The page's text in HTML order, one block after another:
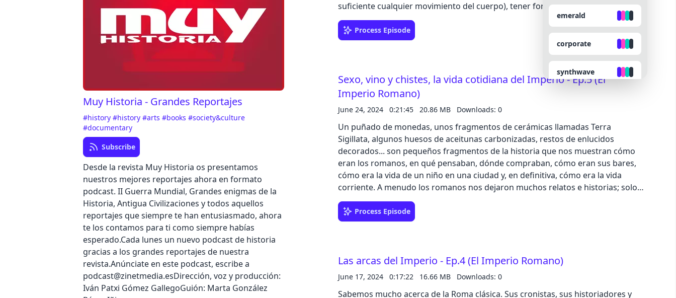
Read about our content policies emerald
corporate
synthwave
cyberpunk
valentine
halloween
aqua
Muy Historia - Grandes Reportajes
#history#history#arts#books#society&culture
#documentary
Subscribe
Desde la revista Muy Historia os presentamos
nuestros mejores reportajes ahora en formato
podcast. II Guerra Mundial, Grandes enigmas de la
Historia, Antigua Civilizaciones y todos aquellos
reportajes que siempre te han entusiasmado, ahora
te los contamos para ti como siempre habías
esperado.Cada lunes un nuevo podcast de historia
gracias a los grandes reportajes de nuestra
revista.Anúnciate en este podcast, escribe a
podcast@zinetmedia.esDirección, voz y producción:
Iván Patxi Gómez GallegoGuión: Marta González
suficiente cualquier movimiento del cuerpo), tener formas y naturaleza
humanas (los aquejados de simples deformidades sí eran considerados
humanos) y vivir veinticuatro horas separado del claustro materno. El nacido
con deformidades suscitaba inquietudes supersticiosas entre los romanos
hasta el punto de no ser considerado persona sujeta a ningún tipo de derecho.
La única relevancia de su nacimiento era cuantitativa, en el sentido de permitir a
la madre obtener algunos privilegios del Imperio, pues de ello dependía –en
gran parte– el número determinado de hijos que tenía. Déjanos tu comentario
en Ivoox o Spotify, o escríbenos a podcast@zinetmedia.es Comparte nuestro
podcast en tus redes sociales, puedes realizar una valoración de 5 estrellas en
Apple Podcast o Spotify. Texto: Antonio Gámez Higueras Dirección, locución y
producción: Iván Patxi Gómez Gallego Contacto de publicidad en podcast:
podcast@zinetmedia.es
Process Episode
Sexo, vino y chistes, la vida cotidiana del Imperio - Ep.5 (El
Imperio Romano)
June 24, 2024 0:21:45 20.86 MB Downloads: 0
Un puñado de monedas, unos fragmentos de cerámicas llamadas Terra
Sigillata, algunos huesos de aceitunas carbonizadas, restos de enlucidos
decorados... son pequeños fragmentos de la historia que nos muestran cómo
eran los romanos, en qué pensaban, dónde compraban, cómo eran sus bares,
cómo era la vida de un niño en una ciudad y, en definitiva, cómo era la vida
corriente. A menudo los romanos nos dejaron muchos relatos e historias; solo
tenemos que acercarnos a aquellos rincones de las grandes urbes romanas y
tratar de mirar no solo la grandeza de sus construcciones nobles, sino también
los barrios pobres y humildes con bloques de pisos donde se apilaban viviendas
Escucha la historia completa en el podcast. Déjanos tu comentario en Ivoox o
Spotify, o escríbenos a podcast@zinetmedia.es Comparte nuestro podcast en
tus redes sociales, puedes realizar una valoración de 5 estrellas en Apple
Process Episode
Las arcas del Imperio - Ep.4 (El Imperio Romano)
June 17, 2024 0:17:22 16.66 MB Downloads: 0
Sabemos mucho acerca de la Roma clásica. Sus cronistas, sus historiadores y